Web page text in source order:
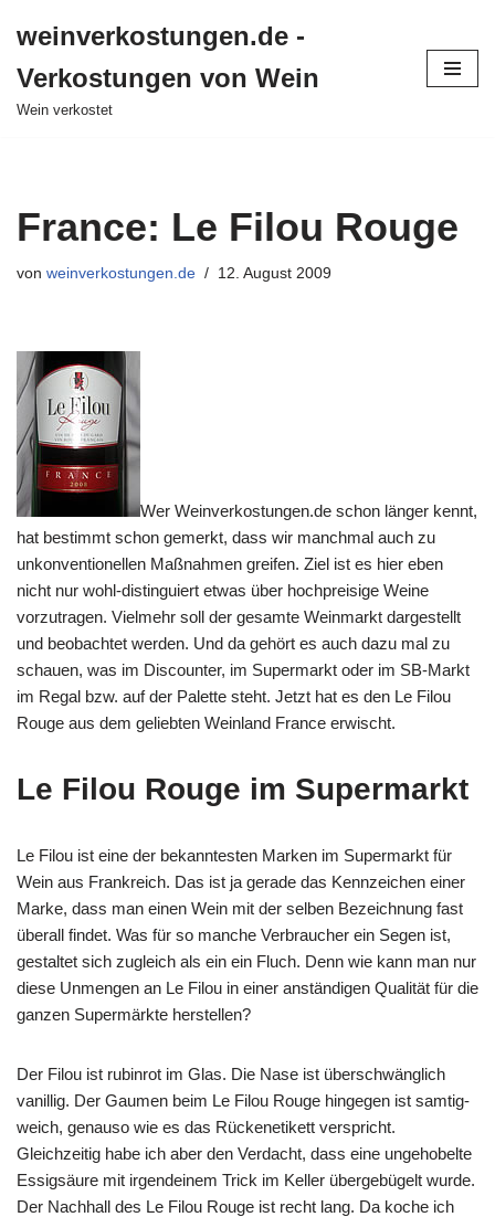
Inhalt
springen
weinverkostungen.de -
Verkostungen von Wein
Wein verkostet
France: Le Filou Rouge
von weinverkostungen.de 12. August 2009
Wer Weinverkostungen.de schon länger kennt,
hat bestimmt schon gemerkt, dass wir manchmal auch zu
unkonventionellen Maßnahmen greifen. Ziel ist es hier eben
nicht nur wohl-distinguiert etwas über hochpreisige Weine
vorzutragen. Vielmehr soll der gesamte Weinmarkt dargestellt
und beobachtet werden. Und da gehört es auch dazu mal zu
schauen, was im Discounter, im Supermarkt oder im SB-Markt
im Regal bzw. auf der Palette steht. Jetzt hat es den Le Filou
Rouge aus dem geliebten Weinland France erwischt.
Le Filou Rouge im Supermarkt
Le Filou ist eine der bekanntesten Marken im Supermarkt für
Wein aus Frankreich. Das ist ja gerade das Kennzeichen einer
Marke, dass man einen Wein mit der selben Bezeichnung fast
überall findet. Was für so manche Verbraucher ein Segen ist,
gestaltet sich zugleich als ein ein Fluch. Denn wie kann man nur
diese Unmengen an Le Filou in einer anständigen Qualität für die
ganzen Supermärkte herstellen?
Der Filou ist rubinrot im Glas. Die Nase ist überschwänglich
vanillig. Der Gaumen beim Le Filou Rouge hingegen ist samtig-
weich, genauso wie es das Rückenetikett verspricht.
Gleichzeitig habe ich aber den Verdacht, dass eine ungehobelte
Essigsäure mit irgendeinem Trick im Keller übergebügelt wurde.
Der Nachhall des Le Filou Rouge ist recht lang. Da koche ich